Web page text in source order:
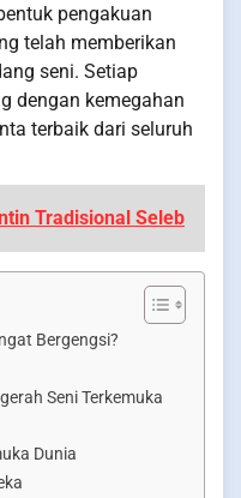
pengakuan
telah memberikan
seni. Setiap
dengan kemegahan
terbaik dari seluruh
Tradisional Seleb
Bergengsi?
Seni Terkemuka
Dunia